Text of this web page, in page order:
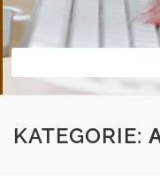
KATEGORIE: